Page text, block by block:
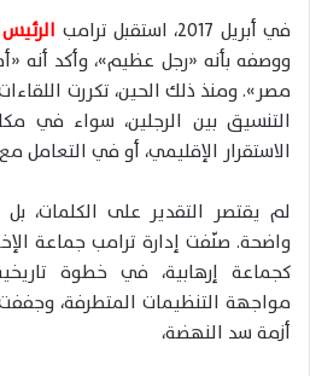
في أبريل 2017، استقبل ترامب
ووصفه بأنه «رجل عظيم»، وأكد أنه
مصر». ومنذ ذلك الحين، تكررت
التنسيق بين الرجلين، سواء في
الاستقرار الإقليمي، أو في التعامل
لم يقتصر التقدير على الكلمات،
واضحة. صنّفت إدارة ترامب جماعة
كجماعة إرهابية، في خطوة
مواجهة التنظيمات المتطرفة،
أزمة سد النهضة،